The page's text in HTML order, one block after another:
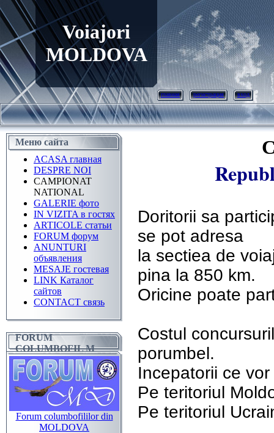
Voiajori
MOLDOVA
главная регистрация вход
Меню сайта
ACASA главная
DESPRE NOI
CAMPIONAT
NATIONAL
GALERIE фото
IN VIZITA в гостях
ARTICOLE статьи
FORUM форум
ANUNTURI
объявления
MESAJE гостевая
LINK Каталог
сайтов
CONTACT связь
FORUM
COLUMBOFIL M
Forum columbofililor din
MOLDOVA
Doritorii sa
se pot adresa
la sectiea de
pina la 850 km.
Oricine poate
Costul
porumbel.
Incepatorii ce
Pe teritoriul
Pe teritoriul